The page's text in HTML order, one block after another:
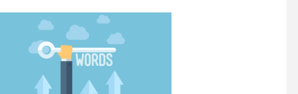
Your Medicine
Part 2 (non-medically
related experiences)